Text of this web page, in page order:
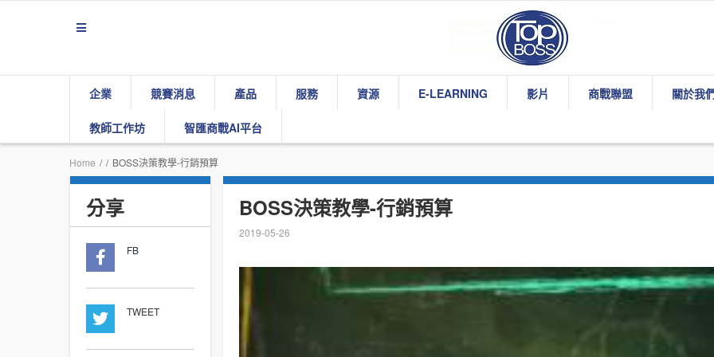
企業 競賽消息 產品 服務 資源 E-LEARNING 影片 商戰聯盟 關於我
教師工作坊 智匯商戰AI平台
Home / / BOSS決策教學-行銷預算
分享
FB
TWEET
BOSS決策教學-行銷預算
2019-05-26